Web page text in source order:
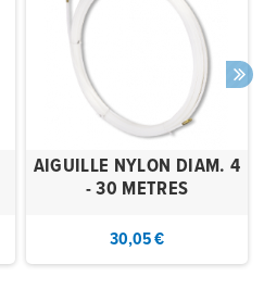
AIGUILLE NYLON DIAM. 4
- 30 METRES
30,05 €